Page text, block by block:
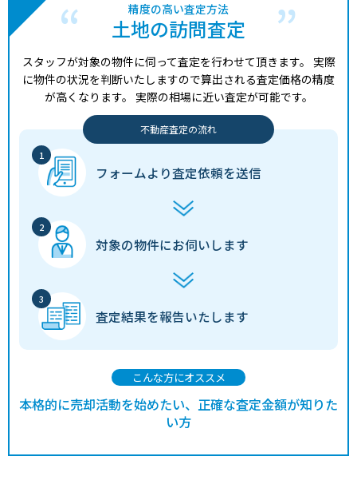
精度の高い査定方法
土地の訪問査定
スタッフが対象の物件に伺って査定を行わせて頂きます。 実際
に物件の状況を判断いたしますので算出される査定価格の精度
が高くなります。 実際の相場に近い査定が可能です。
不動産査定の流れ
フォームより査定依頼を送信
対象の物件にお伺いします
査定結果を報告いたします
こんな方にオススメ
本格的に売却活動を始めたい、正確な査定金額が知りた
い方